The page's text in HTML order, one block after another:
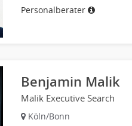
Personalberater
Benjamin Malik
Malik Executive Search
Köln/Bonn